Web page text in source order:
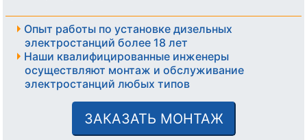
Опыт работы по установке дизельных
электростанций более 18 лет
Наши квалифицированные инженеры
осуществляют монтаж и обслуживание
электростанций любых типов
ЗАКАЗАТЬ МОНТАЖ